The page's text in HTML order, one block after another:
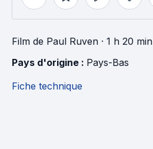
Film de Paul Ruven · 1 h 20 min
Pays d'origine : Pays-Bas
Fiche technique